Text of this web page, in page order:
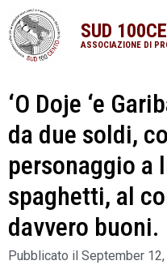
SUD
ASSOCIAZIONE DI
‘O Doje ‘e
da due soldi,
personaggio a
spaghetti, al
davvero buoni.
Pubblicato il September 12,